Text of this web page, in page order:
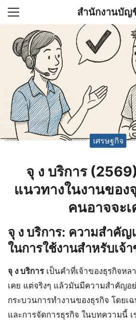
Skip
สำนักงานบัญ
(ไม่มีชื่อ)
านบัญชี (Accounting
ช่วยสำคัญในการบริหาร
for:
เศรษฐกิจ
จุ ง บริการ
แนวทางในงานของ
คนอาจจะเ
จุ ง บริการ: ความสำคัญ
ในการใช้งานสำหรับเจ้
จุ ง บริการเป็นคำที่เจ้าของธุรกิจหล
เคย แต่จริงๆ แล้วมันมีความสำคัญอ
กระบวนการทำงานของธุรกิจ โดยเ
และการจัดการธุรกิจ ในบทความนี้ เ